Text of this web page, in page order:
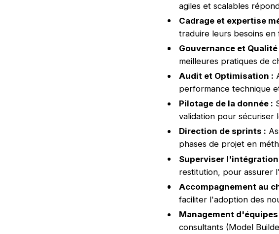
agiles et scalables
Cadrage et expertise
traduire leurs besoins
Gouvernance et Qualité
meilleures pratiques de
Audit et Optimisation :
performance technique
Pilotage de la donnée :
validation pour sécuriser
Direction de sprints :
phases de projet en
Superviser l'intégration
restitution, pour assurer
Accompagnement au
faciliter l'adoption des
Management d'équipes
consultants (Model